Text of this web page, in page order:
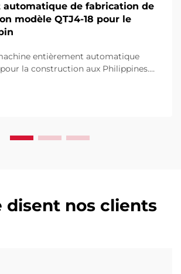
de fabrication de
modèle QTJ4-18 pour le
entièrement automatique
pour la construction aux Philippines.
un devis dès aujourd'hui.
disent nos clients